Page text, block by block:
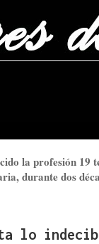
la profesión 19
durante dos
lo